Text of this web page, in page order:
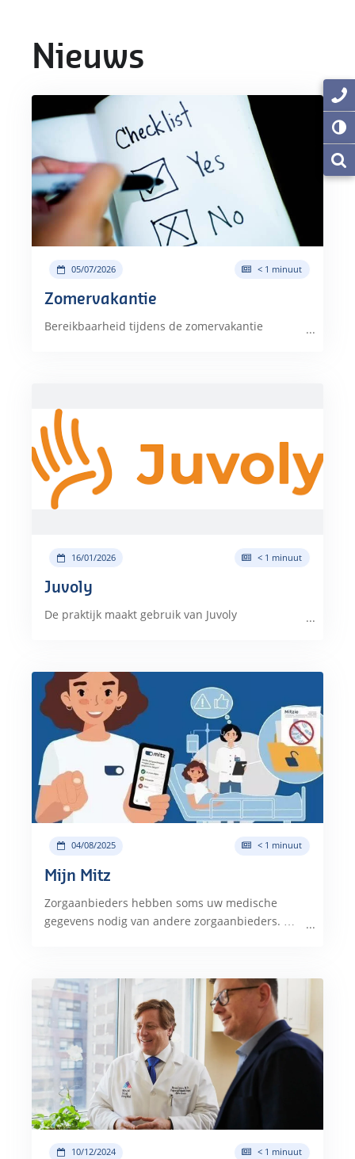
Nieuws
< 1 minuut
05/07/2026
Zomervakantie
Bereikbaarheid tijdens de zomervakantie
< 1 minuut
16/01/2026
Juvoly
De praktijk maakt gebruik van Juvoly
< 1 minuut
04/08/2025
Mijn Mitz
Zorgaanbieders hebben soms uw medische
gegevens nodig van andere zorgaanbieders. …
< 1 minuut
10/12/2024